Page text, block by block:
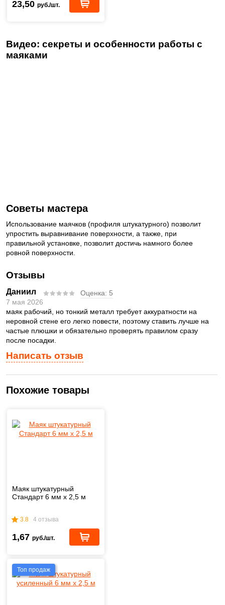
23,50 руб./шт.
Видео: секреты и особенности работы с
маяками
Советы мастера
Использование маячков (профиля штукатурного) позволит
упростить выравнивание поверхности, а также, при
правильной установке, позволит достичь намного более
ровной поверхности.
Написать отзыв
Отзывы
Даниил Оценка: 5
7 мая 2026
маяк рабочий, но тонкий металл требует аккуратности на
неровной стене его легко повести, поэтому ставить лучше на
частые плюшки и обязательно проверять правилом сразу
после посадки.
Похожие товары
Маяк штукатурный
Стандарт 6 мм x 2,5 м
3.8 4 отзыва
1,67 руб./шт.
Топ продаж